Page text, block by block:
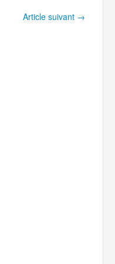
Article suivant →